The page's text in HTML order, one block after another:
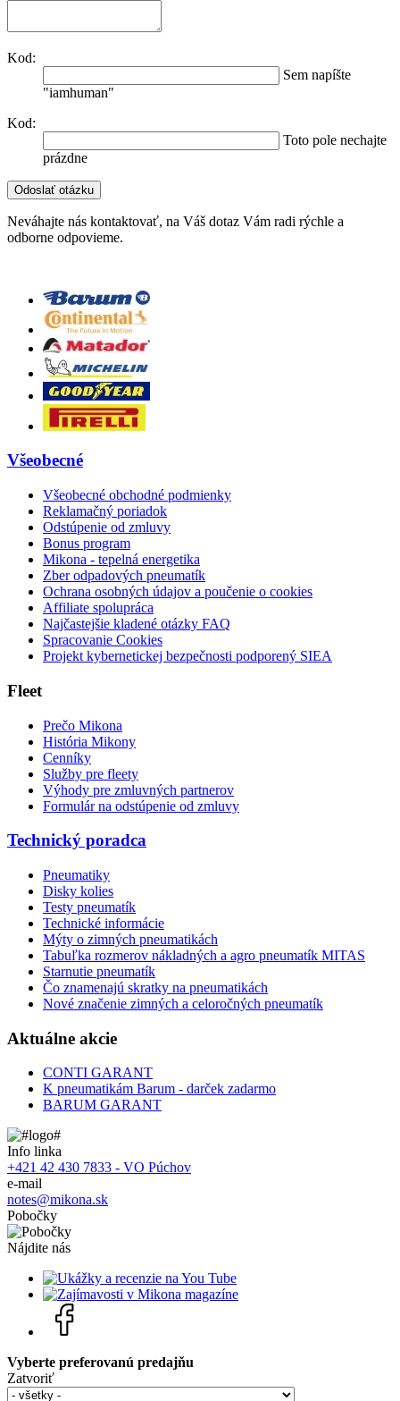
Kod:
Sem napíšte
"iamhuman"
Kod:
Toto pole nechajte
prázdne
Neváhajte nás kontaktovať, na Váš dotaz Vám radi rýchle a
odborne odpovieme.
Všeobecné
Všeobecné obchodné podmienky
Reklamačný poriadok
Odstúpenie od zmluvy
Bonus program
Mikona - tepelná energetika
Zber odpadových pneumatík
Ochrana osobných údajov a poučenie o cookies
Affiliate spolupráca
Najčastejšie kladené otázky FAQ
Spracovanie Cookies
Projekt kybernetickej bezpečnosti podporený SIEA
Fleet
Prečo Mikona
História Mikony
Cenníky
Služby pre fleety
Výhody pre zmluvných partnerov
Formulár na odstúpenie od zmluvy
Technický poradca
Pneumatiky
Disky kolies
Testy pneumatík
Technické informácie
Mýty o zimných pneumatikách
Tabuľka rozmerov nákladných a agro pneumatík MITAS
Starnutie pneumatík
Čo znamenajú skratky na pneumatikách
Nové značenie zimných a celoročných pneumatík
Aktuálne akcie
CONTI GARANT
K pneumatikám Barum - darček zadarmo
BARUM GARANT
Info linka
+421 42 430 7833 - VO Púchov
e-mail
notes@mikona.sk
Pobočky
Nájdite nás
Vyberte preferovanú predajňu
Zatvoriť